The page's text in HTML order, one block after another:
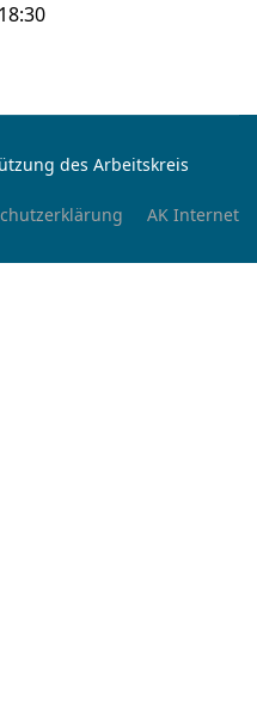
des Arbeitskreis
AK Internet